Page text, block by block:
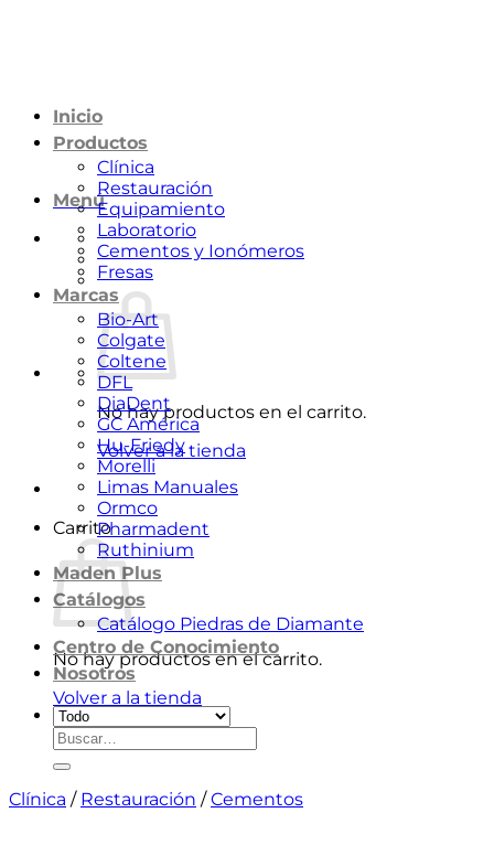
Menú
No hay productos en el carrito.
Volver a la tienda
Carrito
No hay productos en el carrito.
Volver a la tienda
Inicio
Productos
Clínica
Restauración
Equipamiento
Laboratorio
Cementos y Ionómeros
Fresas
Marcas
Bio-Art
Colgate
Coltene
DFL
DiaDent
GC América
Hu-Friedy
Morelli
Limas Manuales
Ormco
Pharmadent
Ruthinium
Maden Plus
Catálogos
Catálogo Piedras de Diamante
Centro de Conocimiento
Nosotros
Buscar
por:
Clínica / Restauración / Cementos